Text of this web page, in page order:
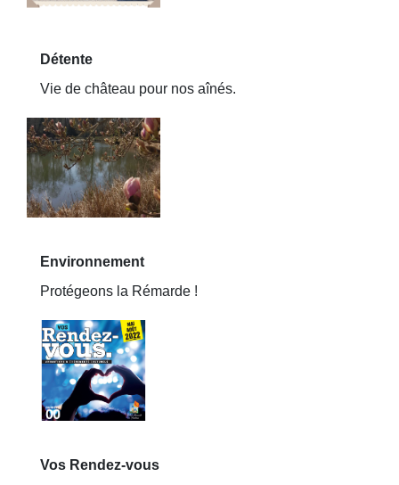
Détente
Vie de château pour nos aînés.
Environnement
Protégeons la Rémarde !
Vos Rendez-vous